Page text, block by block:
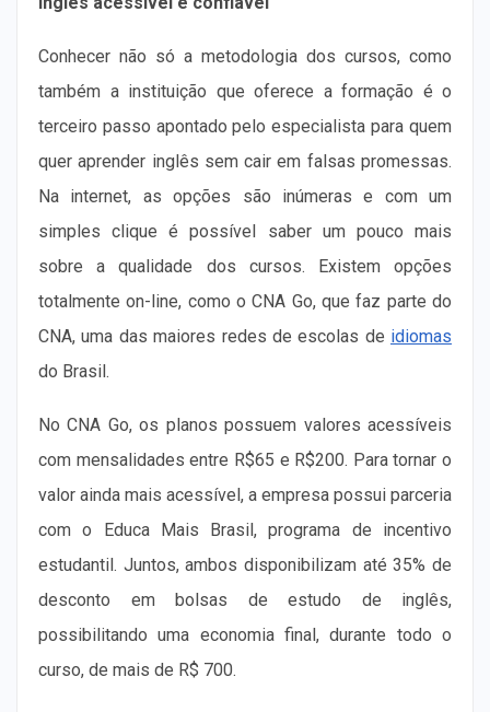
Conhecer não só a metodologia dos cursos, como
também a instituição que oferece a formação é o
terceiro passo apontado pelo especialista para quem
quer aprender inglês sem cair em falsas promessas.
Na internet, as opções são inúmeras e com um
simples clique é possível saber um pouco mais
sobre a qualidade dos cursos. Existem opções
totalmente on-line, como o CNA Go, que faz parte do
CNA, uma das maiores redes de escolas de idiomas
do Brasil.
No CNA Go, os planos possuem valores acessíveis
com mensalidades entre R$65 e R$200. Para tornar o
valor ainda mais acessível, a empresa possui parceria
com o Educa Mais Brasil, programa de incentivo
estudantil. Juntos, ambos disponibilizam até 35% de
desconto em bolsas de estudo de inglês,
possibilitando uma economia final, durante todo o
curso, de mais de R$ 700.